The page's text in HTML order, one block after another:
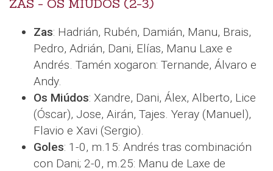
ZAS - OS MIÚDOS (2-3)
Zas: Hadrián, Rubén, Damián, Manu, Brais,
Pedro, Adrián, Dani, Elías, Manu Laxe e
Andrés. Tamén xogaron: Ternande, Álvaro e
Andy.
Os Miúdos: Xandre, Dani, Álex, Alberto, Lice
(Óscar), Jose, Airán, Tajes. Yeray (Manuel),
Flavio e Xavi (Sergio).
Goles: 1-0, m.15: Andrés tras combinación
con Dani; 2-0, m.25: Manu de Laxe de